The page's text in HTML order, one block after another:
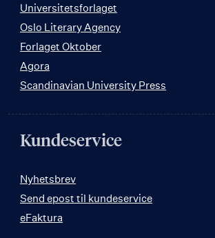
Universitetsforlaget
Oslo Literary Agency
Forlaget Oktober
Agora
Scandinavian University Press
Kundeservice
Nyhetsbrev
Send epost til kundeservice
eFaktura